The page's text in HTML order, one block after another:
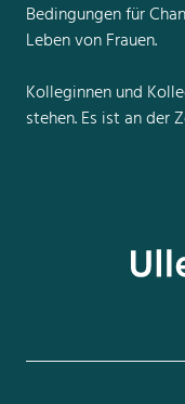
Bedingungen für
Leben von Frauen.
Kolleginnen und
stehen. Es ist an der